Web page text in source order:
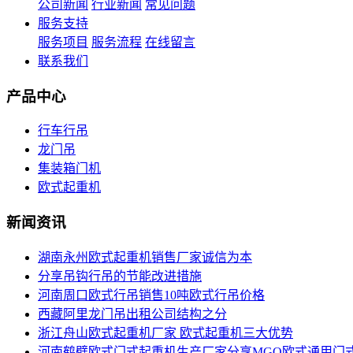
公司新闻 行业新闻 常见问题
服务支持
服务项目 服务流程 在线留言
联系我们
产品中心
行车行吊
龙门吊
集装箱门机
欧式起重机
新闻资讯
湖南永州欧式起重机销售厂家诚信为本
分享吊钩行吊的节能改进措施
河南周口欧式行吊销售10吨欧式行吊价格
西藏阿里龙门吊出租公司结构之分
浙江舟山欧式起重机厂家 欧式起重机三大优势